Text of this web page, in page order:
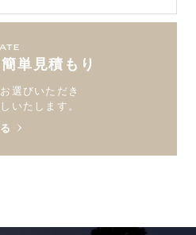
単見積もり
選びいただき
いたします。